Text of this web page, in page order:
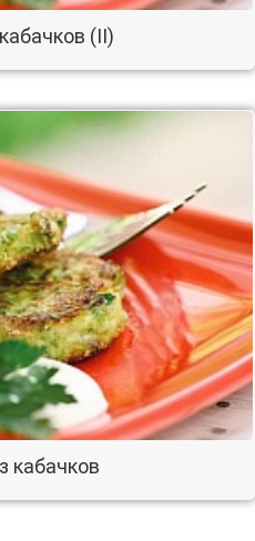
(II)
кабачков